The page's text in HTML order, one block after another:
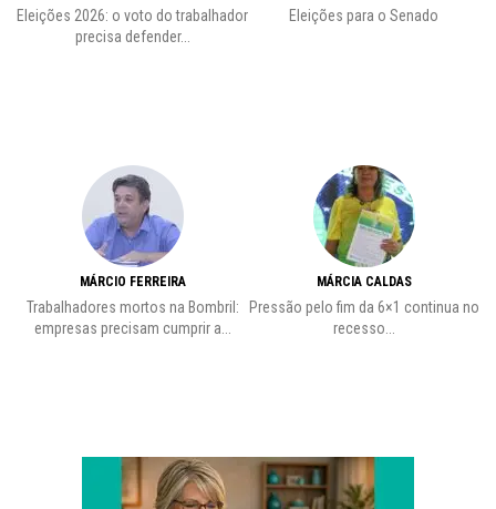
Eleições 2026: o voto do trabalhador
precisa defender...
MÁRCIO FERREIRA
Trabalhadores mortos na Bombril:
empresas precisam cumprir a...
Eleições para o Senado
MÁRCIA CALDAS
Pressão pelo fim da 6×1 continua no
recesso...